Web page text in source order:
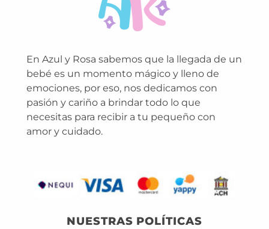
En Azul y Rosa sabemos que la llegada de un
bebé es un momento mágico y lleno de
emociones, por eso, nos dedicamos con
pasión y cariño a brindar todo lo que
necesitas para recibir a tu pequeño con
amor y cuidado.
NUESTRAS POLÍTICAS